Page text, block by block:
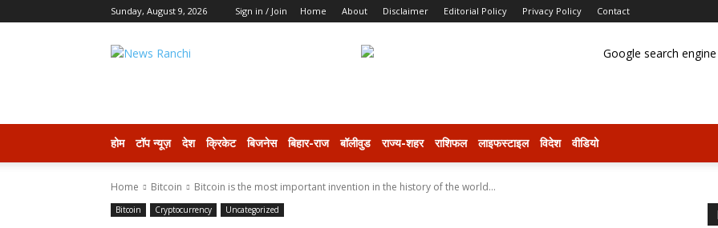
Sunday, August 9, 2026 Sign in / Join Home About Disclaimer Editorial Policy Privacy Policy Contact
होम टॉप न्यूज़ देश क्रिकेट बिजनेस बिहार-राज बॉलीवुड राज्य-शहर राशिफल लाइफस्टाइल विदेश वीडियो
Home Bitcoin Bitcoin is the most important invention in the history of the world...
Bitcoin Cryptocurrency Uncategorized